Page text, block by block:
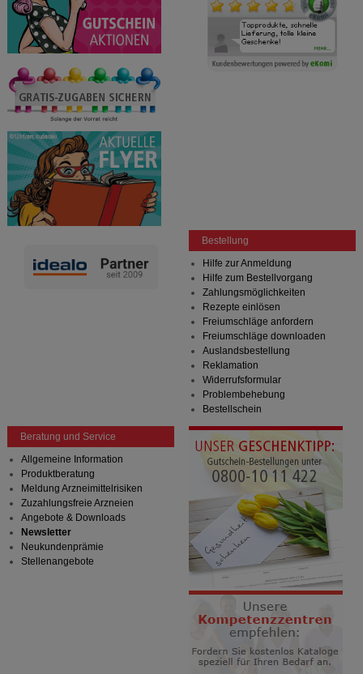
Bestellung
Hilfe zur Anmeldung
Hilfe zum Bestellvorgang
Zahlungsmöglichkeiten
Rezepte einlösen
Freiumschläge anfordern
Freiumschläge downloaden
Auslandsbestellung
Reklamation
Widerrufsformular
Problembehebung
Bestellschein
Beratung und Service
Allgemeine Information
Produktberatung
Meldung Arzneimittelrisiken
Zuzahlungsfreie Arzneien
Angebote & Downloads
Newsletter
Neukundenprämie
Stellenangebote